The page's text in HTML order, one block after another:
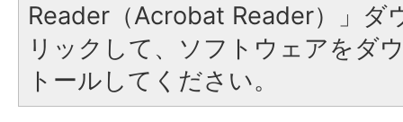
Reader（Acrobat Reader）」ダ
リックして、ソフトウェアをダ
トールしてください。